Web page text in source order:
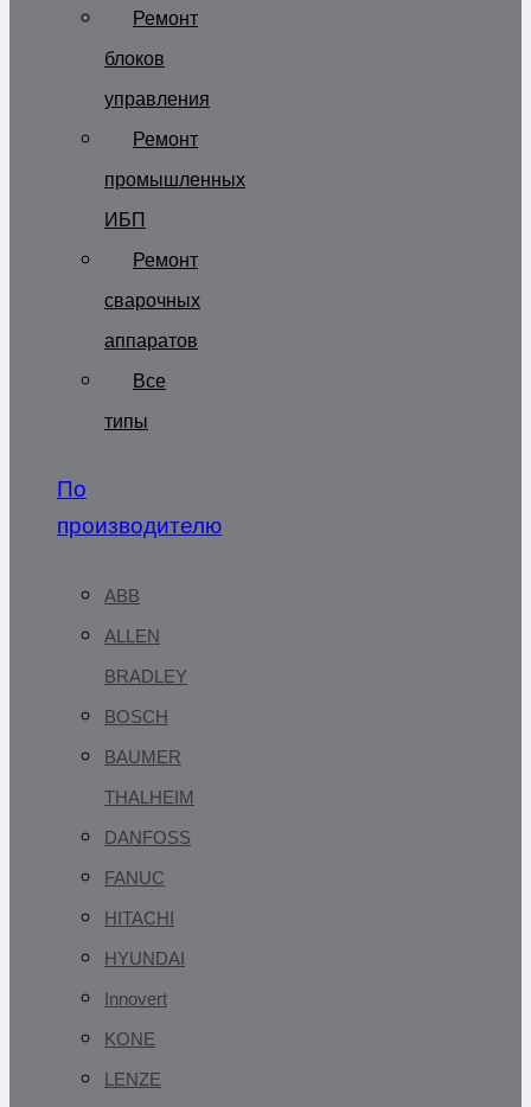
Ремонт
блоков
управления
Ремонт
промышленных
ИБП
Ремонт
сварочных
аппаратов
Все
типы
По
производителю
ABB
ALLEN
BRADLEY
BOSCH
BAUMER
THALHEIM
DANFOSS
FANUC
HITACHI
HYUNDAI
Innovert
KONE
LENZE